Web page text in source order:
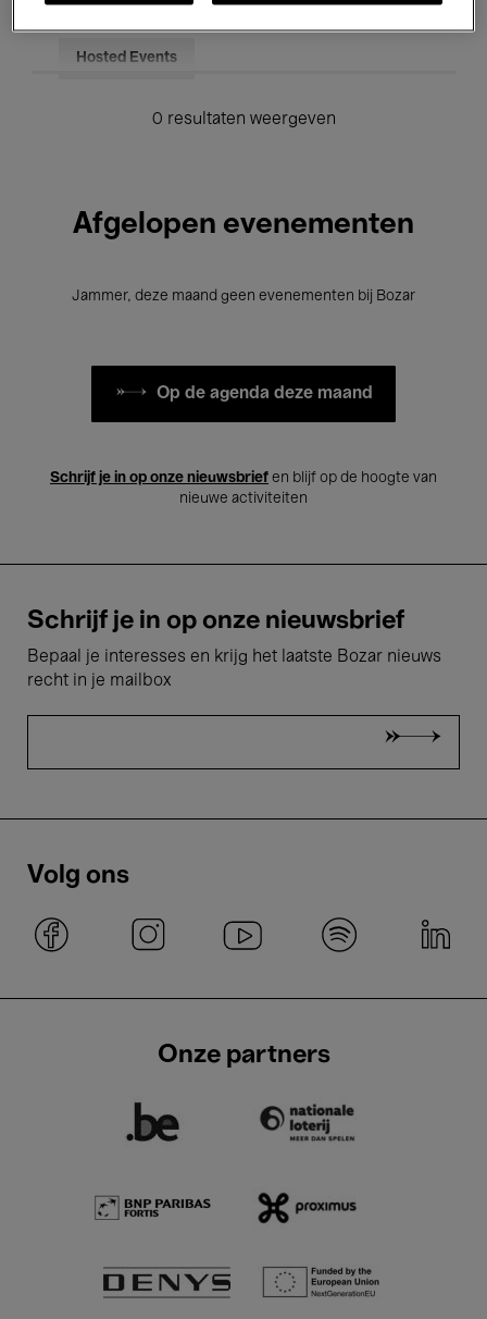
Onderwijs Rondleidingen
Hosted Events
0 resultaten weergeven
Afgelopen evenementen
Jammer, deze maand geen evenementen bij Bozar
Op de agenda deze maand
Schrijf je in op onze nieuwsbrief en blijf op de hoogte van
nieuwe activiteiten
Schrijf je in op onze nieuwsbrief
Bepaal je interesses en krijg het laatste Bozar nieuws
recht in je mailbox
Volg ons
Onze partners